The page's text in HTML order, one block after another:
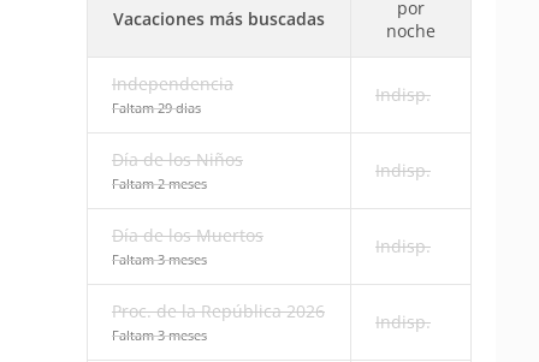
Vacaciones más buscadas
por
noche
Independencia
Faltam 29 dias
Indisp.
Día de los Niños
Faltam 2 meses
Indisp.
Día de los Muertos
Faltam 3 meses
Indisp.
Proc. de la República 2026
Faltam 3 meses
Indisp.